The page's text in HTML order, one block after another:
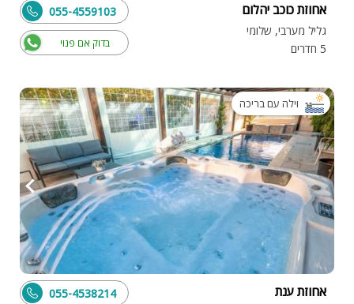
אחוזת כוכב יהלום
גליל מערבי, שלומי
5 חדרים
בדוק אם פנוי
055-4559103
וילה עם בריכה
אחוזת ענת 055-4538214